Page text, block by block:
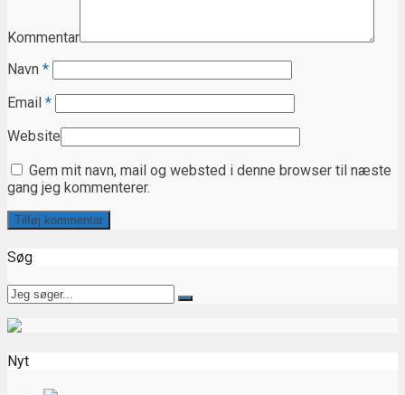
Kommentar
Navn *
Email *
Website
Gem mit navn, mail og websted i denne browser til næste
gang jeg kommenterer.
Søg
Nyt